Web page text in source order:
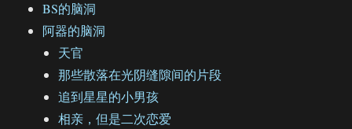
BS的脑洞
阿器的脑洞
天官
那些散落在光阴缝隙间的片段
追到星星的小男孩
相亲，但是二次恋爱